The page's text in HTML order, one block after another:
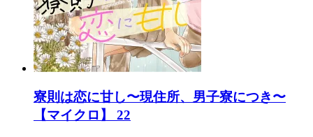
寮則は恋に甘し〜現住所、男子寮につき〜
【マイクロ】 22